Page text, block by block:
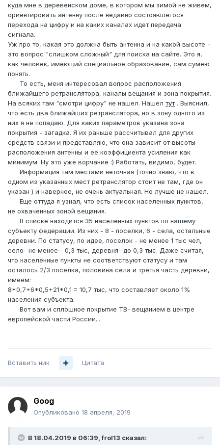
куда мне в деревенском доме, в котором мы зимой не живем,
ориентировать антенну после недавно состоявшегося
перехода на цифру и на каких каналах идет передача
сигнала.
Уж про то, какая это должна быть антенна и на какой высоте -
это вопрос "слишком сложный" для поиска на сайте. Это я,
как человек, имеющий специальное образование, сам сумею
понять.
То есть, меня интересовал вопрос расположения
ближайшего ретранслятора, каналы вещания и зона покрытия.
На всяких там "смотри цифру" не нашел. Нашел тут. Выяснил,
что есть два ближайших ретранслятора, но в зону одного из
них я не попадаю. Для каких параметров указана зона
покрытия - загадка. Я их раньше рассчитывал для других
средств связи и представляю, что она зависит от высоты
расположения антенны и ее коэффициента усиления как
минимум. Ну это уже ворчание :) Работать, видимо, будет.
Информация там местами неточная (точно знаю, что в
одном из указанных мест ретранслятор стоит не там, где он
указан ) и наверное, не очень актуальная. Но лучше не нашел.
Еще оттуда я узнал, что есть список населенных пунктов,
не охваченных зоной вещания.
В списке находится 35 населенных пунктов по нашему
субъекту федерации. Из них - 8 - поселки, 6 - села, остальные
деревни. По статусу, по идее, поселок - не менее 1 тыс чел,
село- не менее - 0,3 тыс, деревня- до 0,3 тыс. Даже считая,
что населенные пункты не соответствуют статусу и там
осталось 2/3 поселка, половина села и третья часть деревни,
имеем:
8*0,7+6*0,5+21*0,1 = 10,7 тыс, что составляет около 1%
населения субъекта.
Вот вам и сплошное покрытие ТВ- вещанием в центре
европейской части России...
Вставить ник Цитата
Goog
Опубликовано 18 апреля, 2019
В 18.04.2019 в 06:39,frol13 сказал: